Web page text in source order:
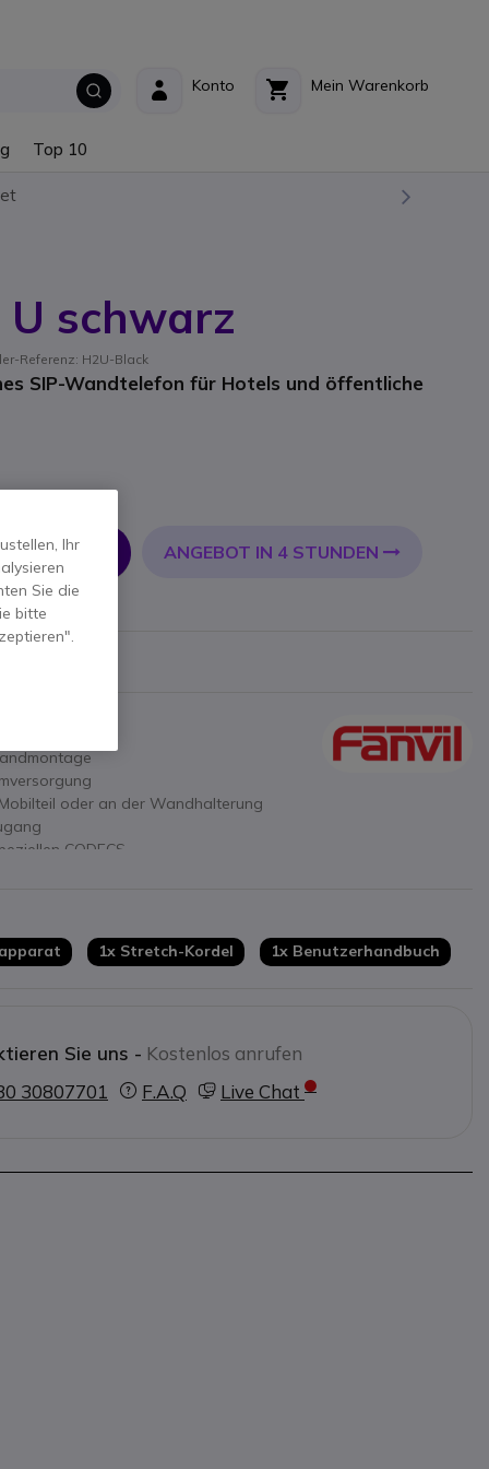
Mein Warenkorb
Konto
Top 10
schwarz
Referenz: H2U-Black
SIP-Wandtelefon für Hotels und öffentliche
ANGEBOT IN 4 STUNDEN
oder an der Wandhalterung
CODECS
1x Stretch-Kordel 1x Benutzerhandbuch
Sie uns - Kostenlos anrufen
30807701
F.A.Q Live Chat
Ihr
Sie die
bitte